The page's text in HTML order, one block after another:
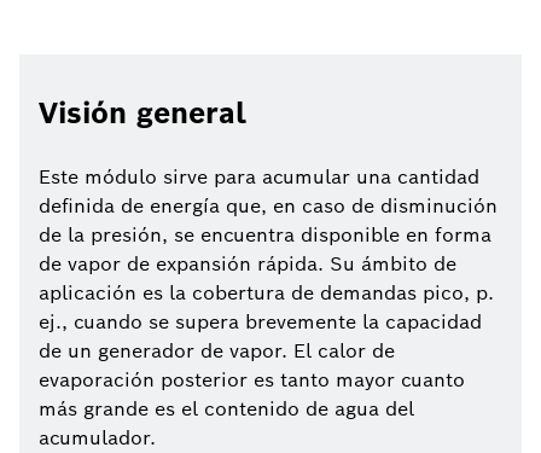
Visión general
Este módulo sirve para acumular una cantidad
definida de energía que, en caso de disminución
de la presión, se encuentra disponible en forma
de vapor de expansión rápida. Su ámbito de
aplicación es la cobertura de demandas pico, p.
ej., cuando se supera brevemente la capacidad
de un generador de vapor. El calor de
evaporación posterior es tanto mayor cuanto
más grande es el contenido de agua del
acumulador.